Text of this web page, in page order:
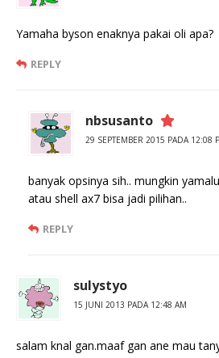
Yamaha byson enaknya pakai oli apa?
REPLY
nbsusanto
29 SEPTEMBER 2015 PADA 12:08
banyak opsinya sih.. mungkin
atau shell ax7 bisa jadi pilihan..
REPLY
sulystyo
15 JUNI 2013 PADA 12:48 AM
salam knal gan.maaf gan ane mau